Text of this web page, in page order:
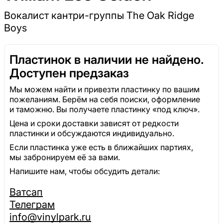
Вокалист кантри-группы The Oak Ridge
Boys
Пластинок в наличии не найдено.
Доступен предзаказ
Мы можем найти и привезти пластинку по вашим
пожеланиям. Берём на себя поиски, оформление
и таможню. Вы получаете пластинку «под ключ».
Цена и сроки доставки зависят от редкости
пластинки и обсуждаются индивидуально.
Если пластинка уже есть в ближайших партиях,
мы забронируем её за вами.
Напишите нам, чтобы обсудить детали:
Ватсап
Телеграм
info@vinylpark.ru